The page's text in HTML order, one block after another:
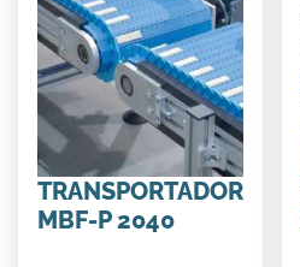
TRANSPORTADOR
MBF-P 2040